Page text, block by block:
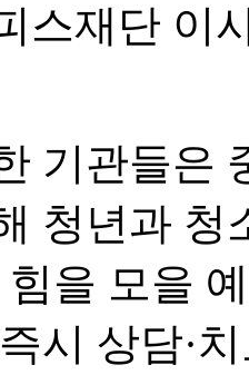
스재단 이
기관들은
청년과 청
을 모을
시 상담·